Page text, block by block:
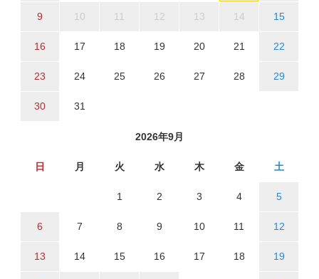
9 10 11 12 13 14 15
16 17 18 19 20 21 22
23 24 25 26 27 28 29
30 31
2026年9月
日 月 火 水 木 金 土
1 2 3 4 5
6 7 8 9 10 11 12
13 14 15 16 17 18 19